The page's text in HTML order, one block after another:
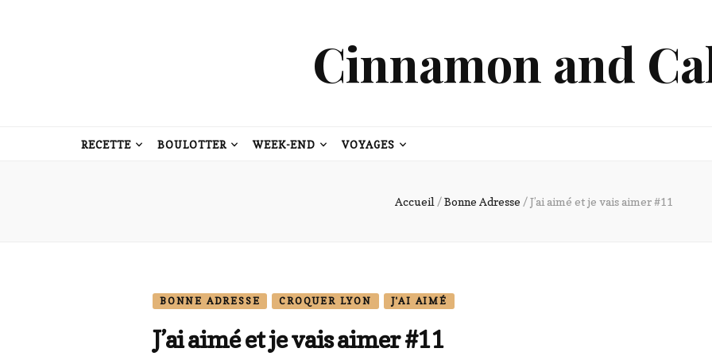
Cinnamon and
RECETTE BOULOTTER WEEK-END VOYAGES
Accueil /Bonne Adresse /J’ai aimé et je vais aimer #11
BONNE ADRESSE CROQUER LYON J'AI AIMÉ
J’ai aimé et je vais aimer #11